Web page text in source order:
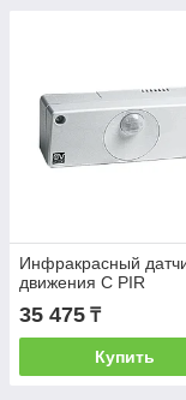
Инфракрасный
движения C PIR
35 475 ₸
Купить